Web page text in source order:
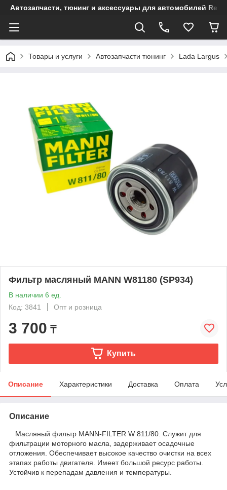
Автозапчасти, тюнинг и аксессуары для автомобилей
Товары и услуги Автозапчасти тюнинг Lada Largus
Фильтр масляный MANN W81180 (SP934)
В наличии 6 ед.
Код: 3841
Опт и розница
3 700 ₸
Купить
Описание Характеристики Доставка Оплата
Описание
Масляный фильтр MANN-FILTER W 811/80. Служит для
фильтрации моторного масла, задерживает осадочные
отложения. Обеспечивает высокое качество очистки на всех
этапах работы двигателя. Имеет большой ресурс работы.
Устойчив к перепадам давления и температуры.